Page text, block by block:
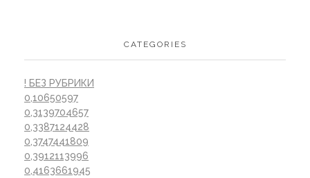
CATEGORIES
! БЕЗ РУБРИКИ
0,10650597
0,3139704657
0,3387124428
0,3747441809
0,3912113996
0,4163661945